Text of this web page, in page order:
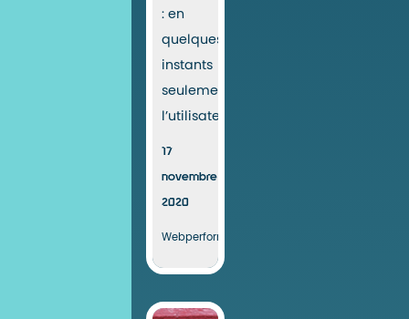
: en
quelques
instants
seulement,
l’utilisateur...
17
novembre
2020
Webperformance